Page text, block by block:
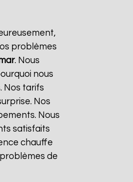
problèmes
. Nous
nous
Nos tarifs
Nos
Nous
satisfaits
chauffe
de